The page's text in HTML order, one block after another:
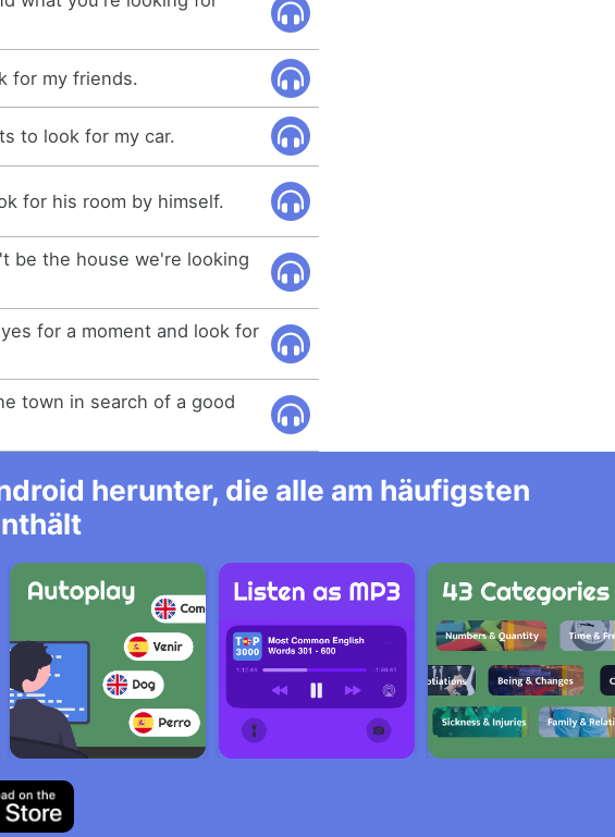
for my friends.
to look for my car.
for his room by himself.
be the house we're looking
for a moment and look for
town in search of a good
herunter, die alle am häufigsten